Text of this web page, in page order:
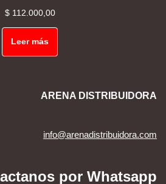
$112.000,00
Leer más
ARENA DISTRIBUIDORA
info@arenadistribuidora.com
por Whatsapp